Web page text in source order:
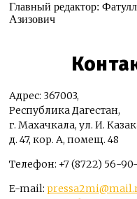
Главный редактор:
Азизович
Адрес: 367003,
Республика Дагестан,
г. Махачкала, ул. И.
д. 47, кор. А, помещ. 48
Телефон: +7 (8722) 56-
E-mail: